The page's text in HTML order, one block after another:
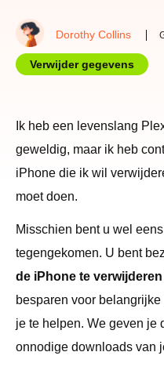
Dorothy Collins
Verwijder gegevens
Ik heb een levenslang
geweldig, maar ik heb
iPhone die ik wil
moet doen.
Misschien bent u wel
tegengekomen. U bent
de iPhone te verwijderen
besparen voor
je te helpen. We geven je
onnodige downloads van